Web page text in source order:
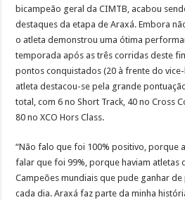
bicampeão geral da CIMTB, acabou
destaques da etapa de Araxá. Embora
o atleta demonstrou uma ótima
temporada após as três corridas deste
pontos conquistados (20 à frente do
atleta destacou-se pela grande
total, com 6 no Short Track, 40 no Cross
80 no XCO Hors Class.
“Não falo que foi 100% positivo, porque
falar que foi 99%, porque haviam atletas
Campeões mundiais que pude ganhar
cada dia. Araxá faz parte da minha